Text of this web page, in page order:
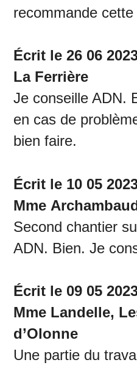
recommande
Écrit le 26 06
La Ferrière
Je conseille ADN.
en cas de
bien faire.
Écrit le 10 05
Mme
Second chantier
ADN. Bien. Je
Écrit le 09 05
Mme Landelle,
d’Olonne
Une partie du